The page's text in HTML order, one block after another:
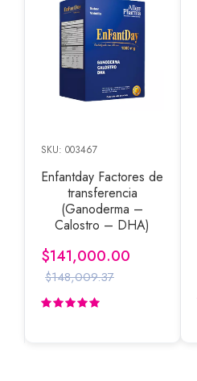
SKU: 003467
Enfantday Factores de
transferencia
(Ganoderma –
Calostro – DHA)
$141,000.00
$148,009.37